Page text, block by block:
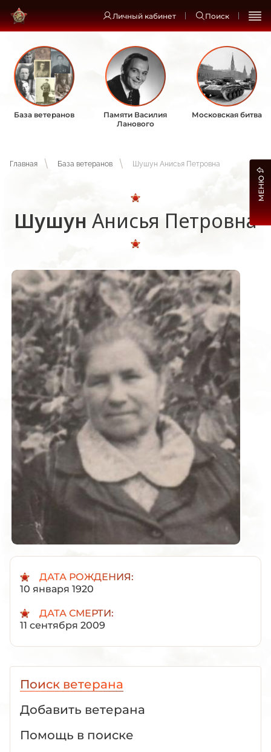
Личный кабинет Поиск
База ветеранов
Памяти Василия
Ланового
Московская битва
Главная База ветеранов Шушун Анисья Петровна
Шушун Анисья Петровна
ДАТА РОЖДЕНИЯ:
10 января 1920
ДАТА СМЕРТИ:
11 сентября 2009
Поиск ветерана
Добавить ветерана
Помощь в поиске
МЕНЮ